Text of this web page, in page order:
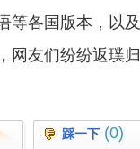
等各国版本，以
网友们纷纷返璞
踩一下 (0)